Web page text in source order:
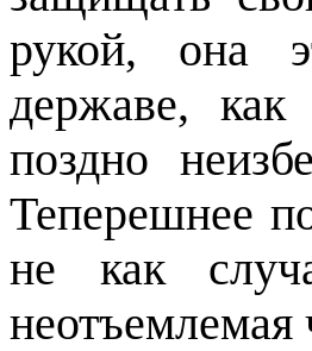
рукой, она
державе, как
поздно
Теперешнее
не как
неотъемлемая